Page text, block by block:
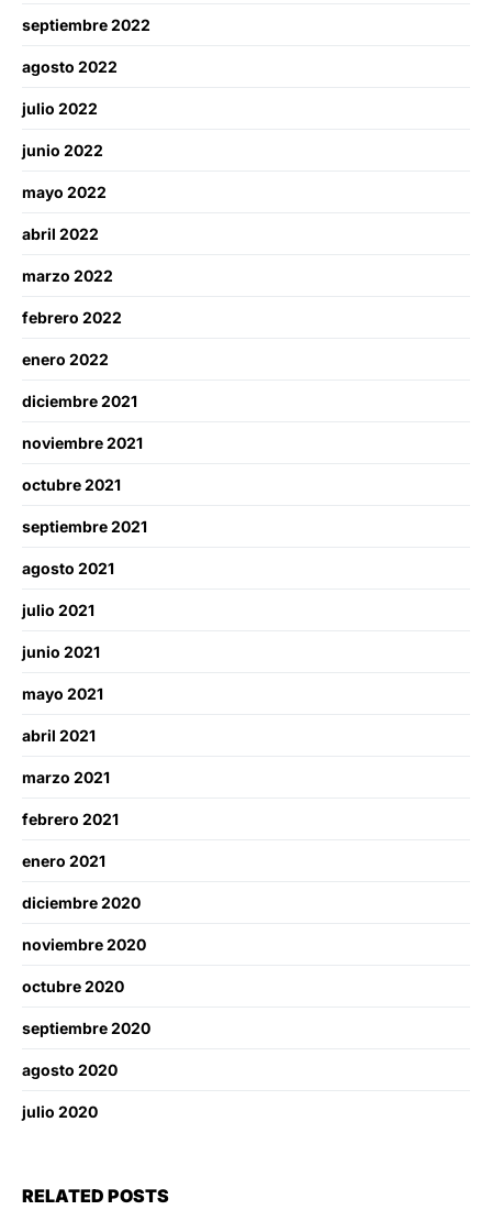
septiembre 2022
agosto 2022
julio 2022
junio 2022
mayo 2022
abril 2022
marzo 2022
febrero 2022
enero 2022
diciembre 2021
noviembre 2021
octubre 2021
septiembre 2021
agosto 2021
julio 2021
junio 2021
mayo 2021
abril 2021
marzo 2021
febrero 2021
enero 2021
diciembre 2020
noviembre 2020
octubre 2020
septiembre 2020
agosto 2020
julio 2020
RELATED POSTS